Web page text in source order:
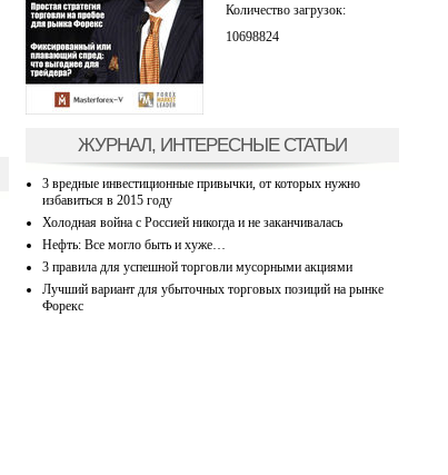
Количество загрузок:
10698824
ЖУРНАЛ, ИНТЕРЕСНЫЕ СТАТЬИ
3 вредные инвестиционные привычки, от которых нужно
избавиться в 2015 году
Холодная война с Россией никогда и не заканчивалась
Нефть: Все могло быть и хуже…
3 правила для успешной торговли мусорными акциями
Лучший вариант для убыточных торговых позиций на рынке
Форекс